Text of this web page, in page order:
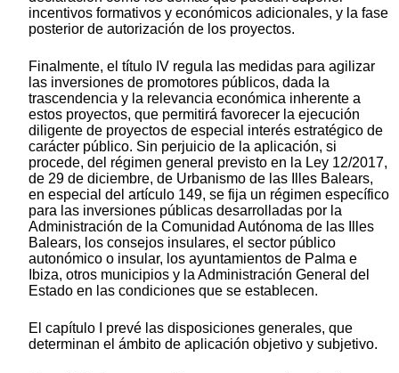
incentivos formativos y económicos adicionales, y la fase
posterior de autorización de los proyectos.
Finalmente, el título IV regula las medidas para agilizar
las inversiones de promotores públicos, dada la
trascendencia y la relevancia económica inherente a
estos proyectos, que permitirá favorecer la ejecución
diligente de proyectos de especial interés estratégico de
carácter público. Sin perjuicio de la aplicación, si
procede, del régimen general previsto en la Ley 12/2017,
de 29 de diciembre, de Urbanismo de las Illes Balears,
en especial del artículo 149, se fija un régimen específico
para las inversiones públicas desarrolladas por la
Administración de la Comunidad Autónoma de las Illes
Balears, los consejos insulares, el sector público
autonómico o insular, los ayuntamientos de Palma e
Ibiza, otros municipios y la Administración General del
Estado en las condiciones que se establecen.
El capítulo I prevé las disposiciones generales, que
determinan el ámbito de aplicación objetivo y subjetivo.